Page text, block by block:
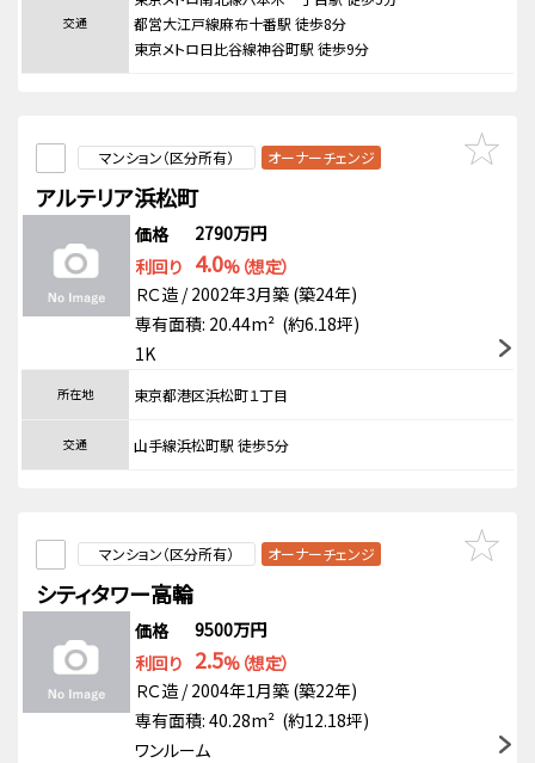
交通
都営大江戸線麻布十番駅 徒歩8分
東京メトロ日比谷線神谷町駅 徒歩9分
マンション（区分所有） オーナーチェンジ
アルテリア浜松町
価格
2790万円
利回り 4.0%（想定）
ＲＣ造 / 2002年3月築 (築24年)
専有面積: 20.44m² (約6.18坪)
1K
所在地 東京都港区浜松町１丁目
交通 山手線浜松町駅 徒歩5分
マンション（区分所有） オーナーチェンジ
シティタワー高輪
価格
9500万円
利回り 2.5%（想定）
ＲＣ造 / 2004年1月築 (築22年)
専有面積: 40.28m² (約12.18坪)
ワンルーム